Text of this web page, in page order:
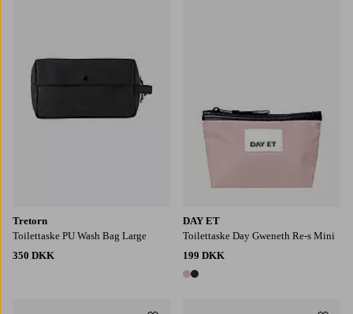
Tretorn
Toilettaske PU Wash Bag Large
350 DKK
DAY ET
Toilettaske Day Gweneth Re-s Mini
199 DKK
2 farver